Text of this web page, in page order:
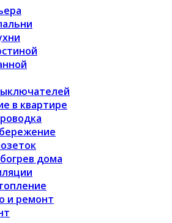
в квартире
дома
и ремонт